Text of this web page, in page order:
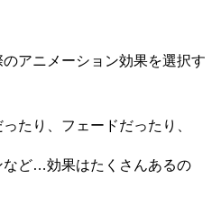
アニメーション効果を選択す
たり、フェードだったり、
など…効果はたくさんあるの